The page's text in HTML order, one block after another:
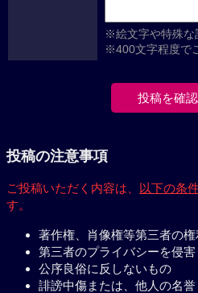
※絵文字や特殊な
※400文字程度で
投稿の注意事項
ご投稿いただく内容は、 以下の条
す。
著作権、肖像権等第三者の
第三者のプライバシーを侵
公序良俗に反しないもの
誹謗中傷または、他人の名